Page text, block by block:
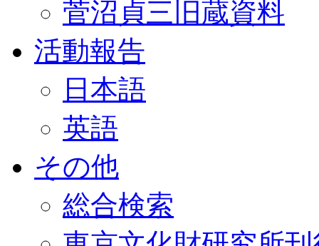
菅沼貞三旧蔵資料
活動報告
日本語
英語
その他
総合検索